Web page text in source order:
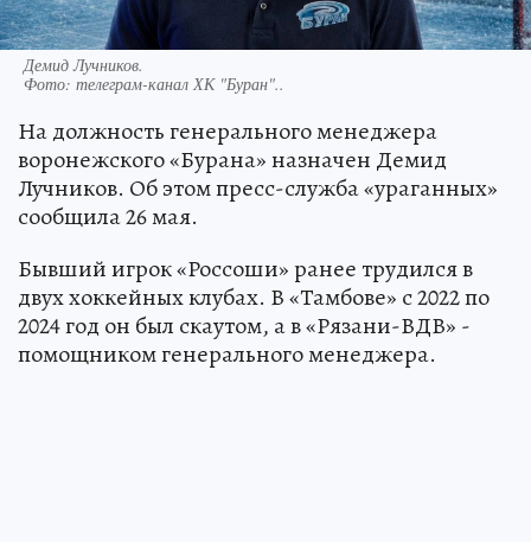
Демид Лучников.
Фото: телеграм-канал ХК "Буран"..
На должность генерального менеджера
воронежского «Бурана» назначен Демид
Лучников. Об этом пресс-служба «ураганных»
сообщила 26 мая.
Бывший игрок «Россоши» ранее трудился в
двух хоккейных клубах. В «Тамбове» с 2022 по
2024 год он был скаутом, а в «Рязани-ВДВ» -
помощником генерального менеджера.